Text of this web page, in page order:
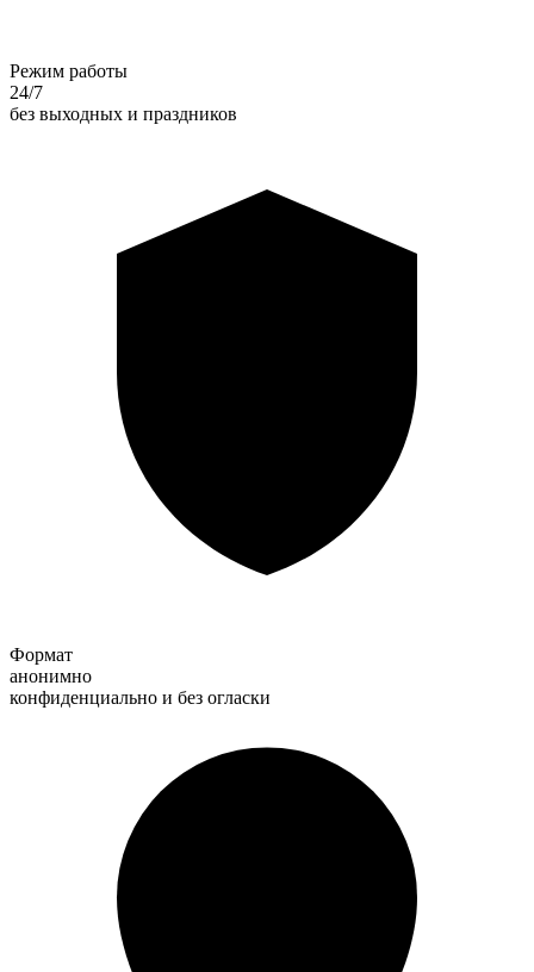
Режим работы
24/7
без выходных и праздников
Формат
анонимно
конфиденциально и без огласки